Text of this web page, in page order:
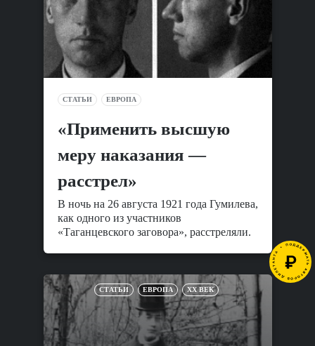
СТАТЬИ ЕВРОПА
«Применить высшую
меру наказания —
расстрел»
В ночь на 26 августа 1921 года Гумилева,
как одного из участников
«Таганцевского заговора», расстреляли.
СТАТЬИ ЕВРОПА XX ВЕК